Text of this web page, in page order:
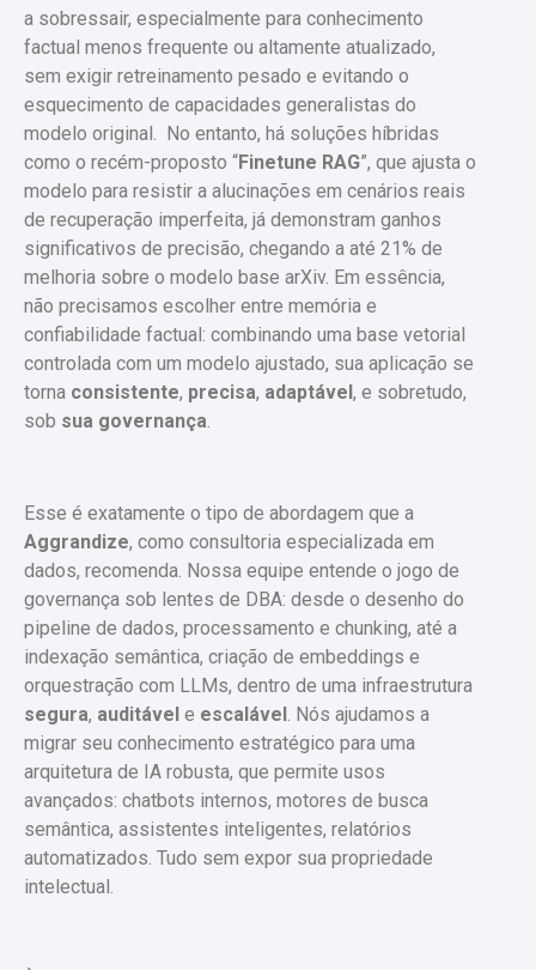
a sobressair, especialmente para conhecimento
factual menos frequente ou altamente atualizado,
sem exigir retreinamento pesado e evitando o
esquecimento de capacidades generalistas do
modelo original. No entanto, há soluções híbridas
como o recém-proposto “Finetune RAG”, que ajusta o
modelo para resistir a alucinações em cenários reais
de recuperação imperfeita, já demonstram ganhos
significativos de precisão, chegando a até 21% de
melhoria sobre o modelo base arXiv. Em essência,
não precisamos escolher entre memória e
confiabilidade factual: combinando uma base vetorial
controlada com um modelo ajustado, sua aplicação se
torna consistente, precisa, adaptável , e sobretudo,
sob sua governança.
Esse é exatamente o tipo de abordagem que a
Aggrandize, como consultoria especializada em
dados, recomenda. Nossa equipe entende o jogo de
governança sob lentes de DBA: desde o desenho do
pipeline de dados, processamento e chunking, até a
indexação semântica, criação de embeddings e
orquestração com LLMs, dentro de uma infraestrutura
segura, auditável e escalável. Nós ajudamos a
migrar seu conhecimento estratégico para uma
arquitetura de IA robusta, que permite usos
avançados: chatbots internos, motores de busca
semântica, assistentes inteligentes, relatórios
automatizados. Tudo sem expor sua propriedade
intelectual.